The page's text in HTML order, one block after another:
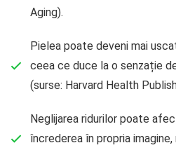
Aging).
Pielea poate deveni mai
ceea ce duce la o senzație
(surse: Harvard Health
Neglijarea ridurilor poate
încrederea în propria